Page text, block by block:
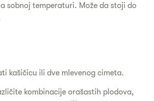
sobnoj temperaturi. Može da stoji do
kašičicu ili dve mlevenog cimeta.
kombinacije orašastih plodova,